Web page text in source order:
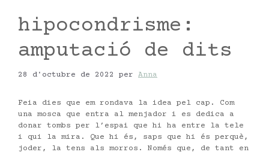
hipocondrisme:
amputació de dits
28 d'octubre de 2022 per Anna
Feia dies que em rondava la idea pel cap. Com
una mosca que entra al menjador i es dedica a
donar tombs per l’espai que hi ha entre la tele
i qui la mira. Que hi és, saps que hi és perquè,
joder, la tens als morros. Només que, de tant en